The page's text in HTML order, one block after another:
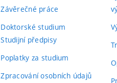
Závěrečné práce
Doktorské studium
Studijní předpisy
Poplatky za studium
Zpracování osobních údajů